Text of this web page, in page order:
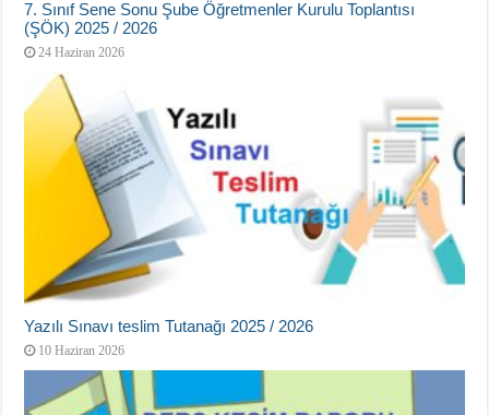
7. Sınıf Sene Sonu Şube Öğretmenler Kurulu Toplantısı
(ŞÖK) 2025 / 2026
24 Haziran 2026
Yazılı Sınavı teslim Tutanağı 2025 / 2026
10 Haziran 2026